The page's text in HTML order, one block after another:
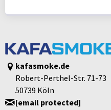
kafasmoke.de
Robert-Perthel-Str. 71-73
50739 Köln
[email protected]